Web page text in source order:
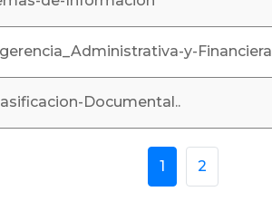
y-Financiera
Documental..
1 2